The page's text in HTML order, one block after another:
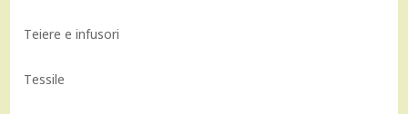
Teiere e infusori
Tessile